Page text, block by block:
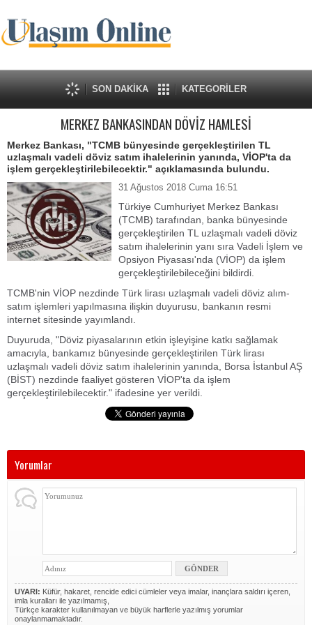
SON DAKİKA KATEGORİLER
MERKEZ BANKASINDAN DÖVİZ HAMLESİ
Merkez Bankası, "TCMB bünyesinde gerçekleştirilen TL
uzlaşmalı vadeli döviz satım ihalelerinin yanında, VİOP'ta da
işlem gerçekleştirilebilecektir." açıklamasında bulundu.
31 Ağustos 2018 Cuma 16:51
Türkiye Cumhuriyet Merkez Bankası
(TCMB) tarafından, banka bünyesinde
gerçekleştirilen TL uzlaşmalı vadeli döviz
satım ihalelerinin yanı sıra Vadeli İşlem ve
Opsiyon Piyasası'nda (VİOP) da işlem
gerçekleştirilebileceğini bildirdi.
TCMB'nin VİOP nezdinde Türk lirası uzlaşmalı vadeli döviz alım-
satım işlemleri yapılmasına ilişkin duyurusu, bankanın resmi
internet sitesinde yayımlandı.
Duyuruda, "Döviz piyasalarının etkin işleyişine katkı sağlamak
amacıyla, bankamız bünyesinde gerçekleştirilen Türk lirası
uzlaşmalı vadeli döviz satım ihalelerinin yanında, Borsa İstanbul AŞ
(BİST) nezdinde faaliyet gösteren VİOP'ta da işlem
gerçekleştirilebilecektir." ifadesine yer verildi.
Yorumlar
UYARI: Küfür, hakaret, rencide edici cümleler veya imalar, inançlara saldırı içeren,
imla kuralları ile yazılmamış,
Türkçe karakter kullanılmayan ve büyük harflerle yazılmış yorumlar
onaylanmamaktadır.